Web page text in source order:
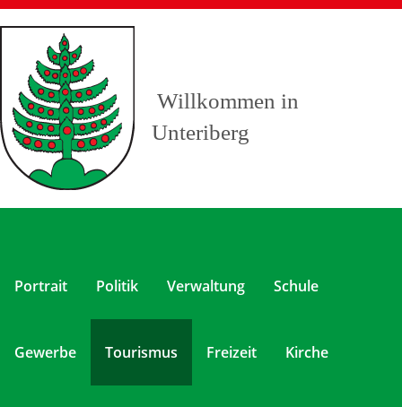
Willkommen in
Unteriberg
Portrait Politik Verwaltung Schule
Gewerbe Tourismus Freizeit Kirche